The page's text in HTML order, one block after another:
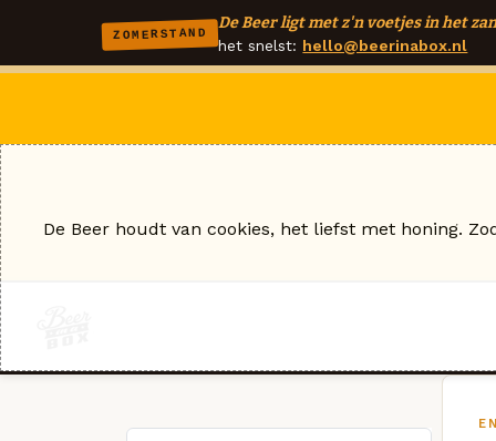
ZOMERSTAND
De Beer ligt met z'n voetjes in het
het snelst: hello@beerinabox.nl
De Beer houdt van cookies, het liefst met honing.